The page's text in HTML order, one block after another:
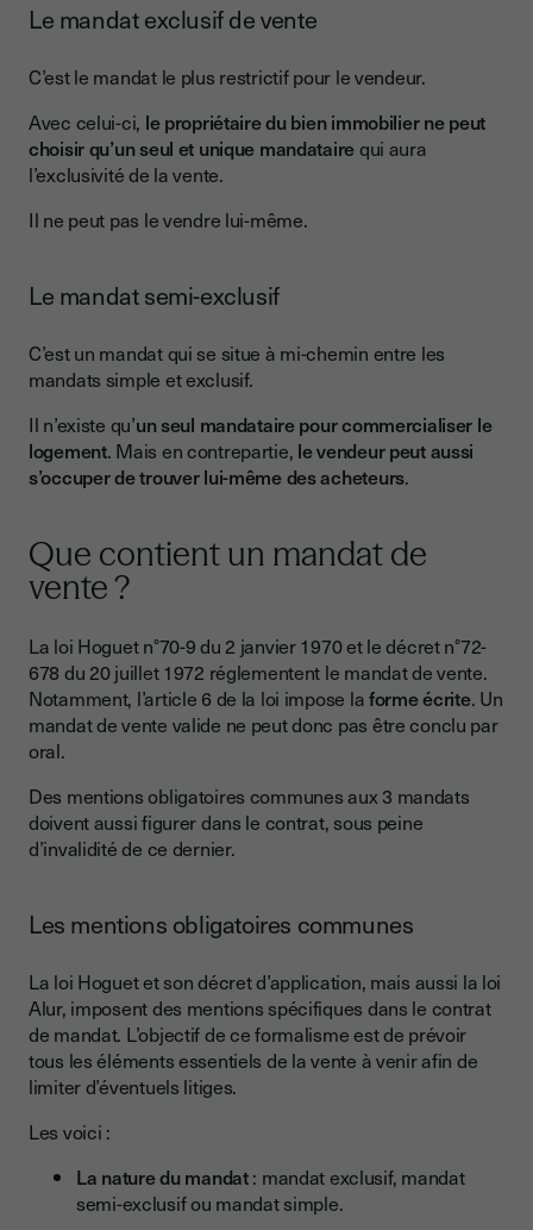
Le mandat exclusif de vente
C’est le mandat le plus restrictif pour le vendeur.
Avec celui-ci, le propriétaire du bien immobilier ne peut
choisir qu’un seul et unique mandatairequi aura
l’exclusivité de la vente.
Il ne peut pas le vendre lui-même.
Le mandat semi-exclusif
C’est un mandat qui se situe à mi-chemin entre les
mandats simple et exclusif.
Il n’existe qu’un seul mandataire pour commercialiser le
logement. Mais en contrepartie, le vendeur peut aussi
s’occuper de trouver lui-même des acheteurs.
Que contient un mandat de
vente ?
La loi Hoguet n°70-9 du 2 janvier 1970 et le décret n°72-
678 du 20 juillet 1972 réglementent le mandat de vente.
Notamment, l’article 6 de la loi impose laforme écrite. Un
mandat de vente valide ne peut donc pas être conclu par
oral.
Des mentions obligatoires communes aux 3 mandats
doivent aussi figurer dans le contrat, sous peine
d’invalidité de ce dernier.
Les mentions obligatoires communes
La loi Hoguet et son décret d’application, mais aussi la loi
Alur, imposent des mentions spécifiques dans le contrat
de mandat. L’objectif de ce formalisme est de prévoir
tous les éléments essentiels de la vente à venir afin de
limiter d’éventuels litiges.
Les voici :
La nature du mandat: mandat exclusif, mandat
semi-exclusif ou mandat simple.